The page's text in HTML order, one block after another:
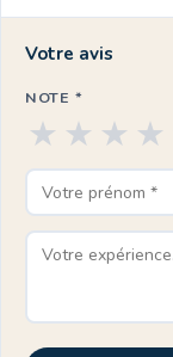
Votre avis
NOTE *
★
★
★
★